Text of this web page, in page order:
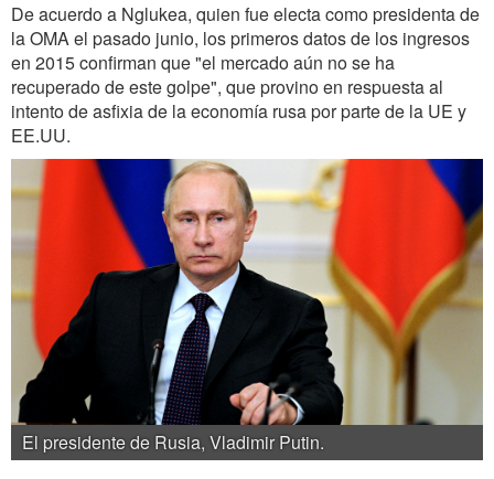
De acuerdo a Nglukea, quien fue electa como presidenta de
la OMA el pasado junio, los primeros datos de los ingresos
en 2015 confirman que "el mercado aún no se ha
recuperado de este golpe", que provino en respuesta al
intento de asfixia de la economía rusa por parte de la UE y
EE.UU.
El presidente de Rusia, Vladimir Putin.